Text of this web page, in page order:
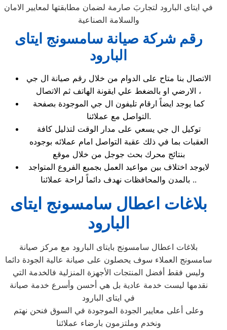
في ايتاى البارود لتجاربَ صارمة لضمان مطابقتها لمعايير الامان
والسلامة الصناعية
رقم شركة صيانة سامسونج ايتاى
البارود
الاتصال بنا متاح على الدوام من خلال رقم صيانة ال جي
الارضي او بالضغط علي ايقونة الهاتف ثم الاتصال ،
كما يوجد ايضاً ارقام تليفون ال جي الموجودة بصفحة
التواصل مع عملائنا.
توكيل ال جي يسعي على مدار الوقت لتذليل كافة
العقبات بما في ذلك عقبة التواصل امام عملائه بوجوده
بنتائج محرك بحث جوجل من خلال موقع
لايوجد اختلاف بين مواعيد العمل بجميع الفروع المتواجد
بالمدن والمحافظات نهدف دائماً لراحة عملائنا ..
بلاغات اعطال سامسونج ايتاى
البارود
بلاغات اعطال سامسونج بايتاى البارود مع مركز صيانة
سامسونج العملاء سوف يحصلون على صيانة عالية الجودة دائما
وليس فقط أفضل المنتجات الأجهزة المنزلية فالخدمة التي
نقدمها ليست خدمة عادية بل هي أحسن وأسرع خدمة صيانة
في ايتاى البارود
وعلى أعلى معايير الجودة الموجودة في السوق فنحن نهتم
ونخدم وملتزمون بارضاء عملائنا